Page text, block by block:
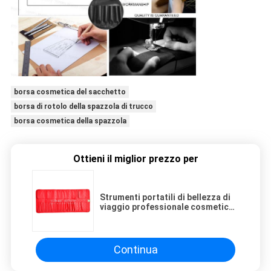
borsa cosmetica del sacchetto
borsa di rotolo della spazzola di trucco
borsa cosmetica della spazzola
Ottieni il miglior prezzo per
Strumenti portatili di bellezza di
viaggio professionale cosmetico
trucco di grande capacità
Continua